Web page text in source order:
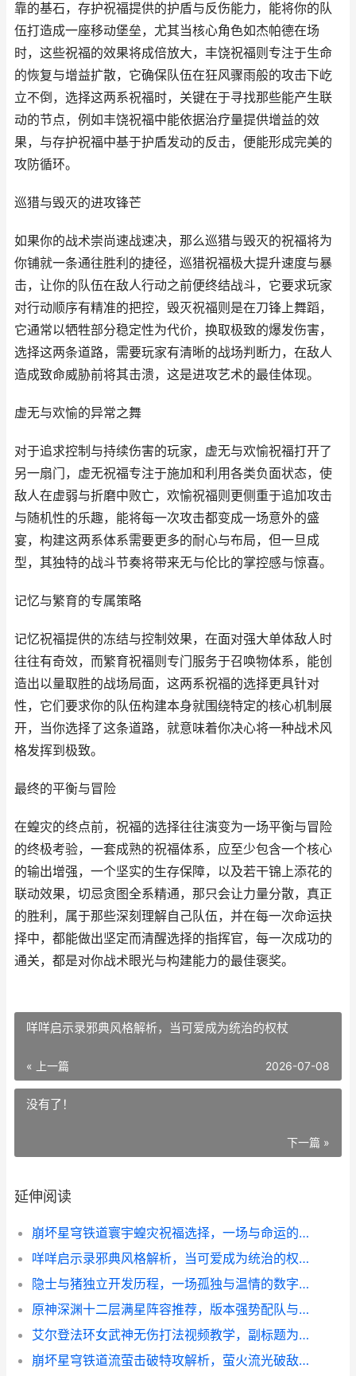
靠的基石，存护祝福提供的护盾与反伤能力，能将你的队
伍打造成一座移动堡垒，尤其当核心角色如杰帕德在场
时，这些祝福的效果将成倍放大，丰饶祝福则专注于生命
的恢复与增益扩散，它确保队伍在狂风骤雨般的攻击下屹
立不倒，选择这两系祝福时，关键在于寻找那些能产生联
动的节点，例如丰饶祝福中能依据治疗量提供增益的效
果，与存护祝福中基于护盾发动的反击，便能形成完美的
攻防循环。
巡猎与毁灭的进攻锋芒
如果你的战术崇尚速战速决，那么巡猎与毁灭的祝福将为
你铺就一条通往胜利的捷径，巡猎祝福极大提升速度与暴
击，让你的队伍在敌人行动之前便终结战斗，它要求玩家
对行动顺序有精准的把控，毁灭祝福则是在刀锋上舞蹈，
它通常以牺牲部分稳定性为代价，换取极致的爆发伤害，
选择这两条道路，需要玩家有清晰的战场判断力，在敌人
造成致命威胁前将其击溃，这是进攻艺术的最佳体现。
虚无与欢愉的异常之舞
对于追求控制与持续伤害的玩家，虚无与欢愉祝福打开了
另一扇门，虚无祝福专注于施加和利用各类负面状态，使
敌人在虚弱与折磨中败亡，欢愉祝福则更侧重于追加攻击
与随机性的乐趣，能将每一次攻击都变成一场意外的盛
宴，构建这两系体系需要更多的耐心与布局，但一旦成
型，其独特的战斗节奏将带来无与伦比的掌控感与惊喜。
记忆与繁育的专属策略
记忆祝福提供的冻结与控制效果，在面对强大单体敌人时
往往有奇效，而繁育祝福则专门服务于召唤物体系，能创
造出以量取胜的战场局面，这两系祝福的选择更具针对
性，它们要求你的队伍构建本身就围绕特定的核心机制展
开，当你选择了这条道路，就意味着你决心将一种战术风
格发挥到极致。
最终的平衡与冒险
在蝗灾的终点前，祝福的选择往往演变为一场平衡与冒险
的终极考验，一套成熟的祝福体系，应至少包含一个核心
的输出增强，一个坚实的生存保障，以及若干锦上添花的
联动效果，切忌贪图全系精通，那只会让力量分散，真正
的胜利，属于那些深刻理解自己队伍，并在每一次命运抉
择中，都能做出坚定而清醒选择的指挥官，每一次成功的
通关，都是对你战术眼光与构建能力的最佳褒奖。
咩咩启示录邪典风格解析，当可爱成为统治的权杖
« 上一篇 2026-07-08
没有了！
下一篇 »
延伸阅读
崩坏星穹铁道寰宇蝗灾祝福选择，一场与命运的豪赌
咩咩启示录邪典风格解析，当可爱成为统治的权杖
隐士与猪独立开发历程，一场孤独与温情的数字修行
原神深渊十二层满星阵容推荐，版本强势配队与实战心得
艾尔登法环女武神无伤打法视频教学，副标题为褪色者的极致试炼
崩坏星穹铁道流萤击破特攻解析，萤火流光破敌之秘